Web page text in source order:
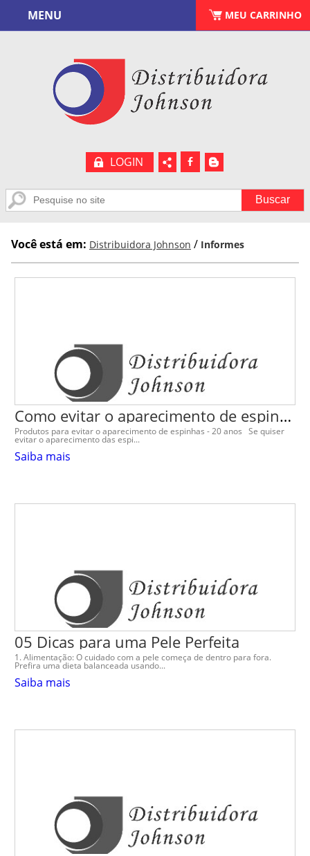
LOGIN b A
CARRINHO (0)
MENU MEU CARRINHO
Você está em: Distribuidora Johnson / Informes
Como evitar o aparecimento de espinhas
Produtos para evitar o aparecimento de espinhas - 20 anos Se quiser
evitar o aparecimento das espi...
Saiba mais
05 Dicas para uma Pele Perfeita
1. Alimentação: O cuidado com a pele começa de dentro para fora.
Prefira uma dieta balanceada usando...
Saiba mais